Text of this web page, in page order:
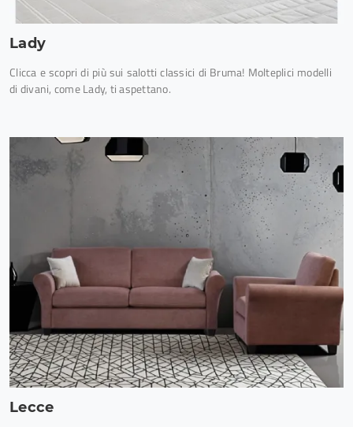
Lady
Clicca e scopri di più sui salotti classici di Bruma! Molteplici modelli
di divani, come Lady, ti aspettano.
Lecce